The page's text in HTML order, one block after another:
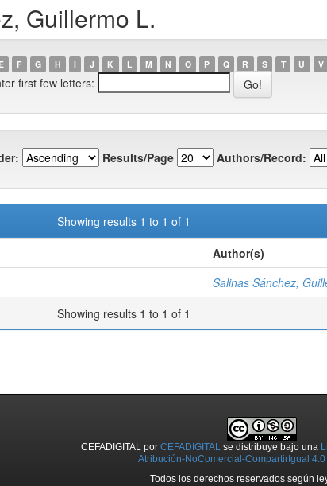
Guillermo L.
E F G H I J K L M N O P Q R S T U V
first few letters:
Results/Page Authors/Record:
Showing results 1 to 1 of 1
Author(s)
Salinas Sánchez,
Showing results 1 to 1 of 1
CEFADIGITAL porCEFADIGITAL se distribuye bajo una
Atribución-NoComercial-CompartirIgual 4.0
Todos los derechos reservados según